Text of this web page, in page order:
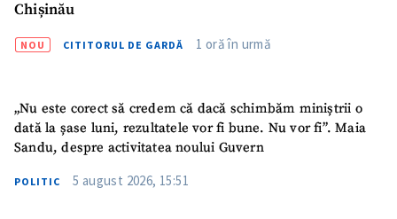
Chișinău
NOU CITITORUL DE GARDĂ 1 oră în urmă
„Nu este corect să credem că dacă schimbăm miniștrii o
dată la șase luni, rezultatele vor fi bune. Nu vor fi”. Maia
Sandu, despre activitatea noului Guvern
POLITIC 5 august 2026, 15:51